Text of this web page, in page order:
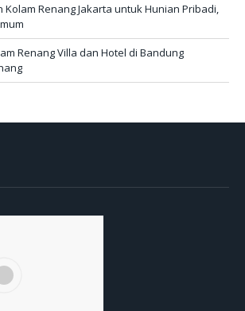
Renang Jakarta untuk Hunian Pribadi,
Renang Villa dan Hotel di Bandung